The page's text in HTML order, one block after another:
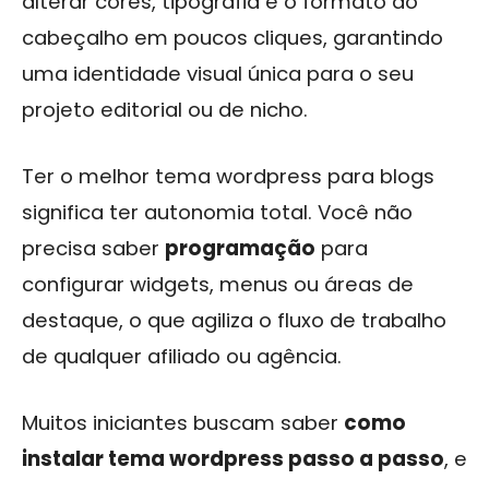
cabeçalho em poucos cliques, garantindo
uma identidade visual única para o seu
projeto editorial ou de nicho.
Ter o melhor tema wordpress para blogs
significa ter autonomia total. Você não
precisa saber programação para
configurar widgets, menus ou áreas de
destaque, o que agiliza o fluxo de trabalho
de qualquer afiliado ou agência.
Muitos iniciantes buscam saber como
instalar tema wordpress passo a passo, e